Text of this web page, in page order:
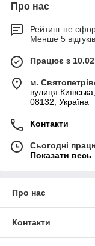
Про нас
Рейтинг не
Менше 5
Працює з
м.
вулиця
08132, Україна
Контакти
Сьогодні
Показати весь
Про нас
Контакти